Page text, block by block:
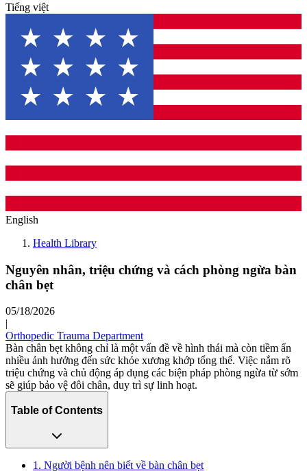
Tiếng việt
English
Health Library
Nguyên nhân, triệu chứng và cách phòng ngừa bàn
chân bẹt
05/18/2026
|
Orthopedic Trauma Department
Bàn chân bẹt không chỉ là một vấn đề về hình thái mà còn tiềm ẩn
nhiều ảnh hưởng đến sức khỏe xương khớp tổng thể. Việc nắm rõ
triệu chứng và chủ động áp dụng các biện pháp phòng ngừa từ sớm
sẽ giúp bảo vệ đôi chân, duy trì sự linh hoạt.
Table of Contents
1. Người bệnh nên biết về bàn chân bẹt